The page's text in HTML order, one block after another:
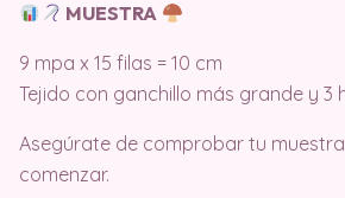
MUESTRA
9 mpa x 15 filas = 10 cm
Tejido con ganchillo más grande y 3
Asegúrate de comprobar tu
comenzar.